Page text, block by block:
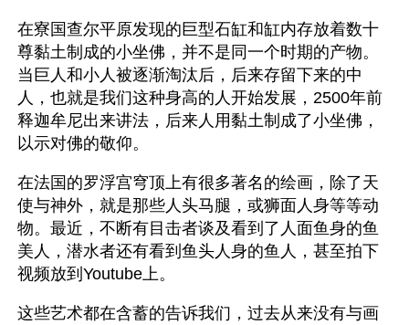
在寮国查尔平原发现的巨型石缸和缸内存放着数十
尊黏土制成的小坐佛，并不是同一个时期的产物。
当巨人和小人被逐渐淘汰后，后来存留下来的中
人，也就是我们这种身高的人开始发展，2500年前
释迦牟尼出来讲法，后来人用黏土制成了小坐佛，
以示对佛的敬仰。
在法国的罗浮宫穹顶上有很多著名的绘画，除了天
使与神外，就是那些人头马腿，或狮面人身等等动
物。最近，不断有目击者谈及看到了人面鱼身的鱼
美人，潜水者还有看到鱼头人身的鱼人，甚至拍下
视频放到Youtube上。
这些艺术都在含蓄的告诉我们，过去从来没有与画